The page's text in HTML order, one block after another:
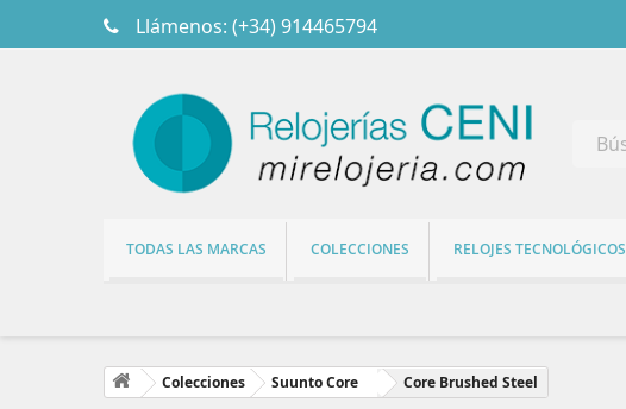
Llámenos: (+34) 914465794
TODAS LAS MARCAS COLECCIONES RELOJES TECNOLÓGICOS
Colecciones Suunto Core Core Brushed Steel